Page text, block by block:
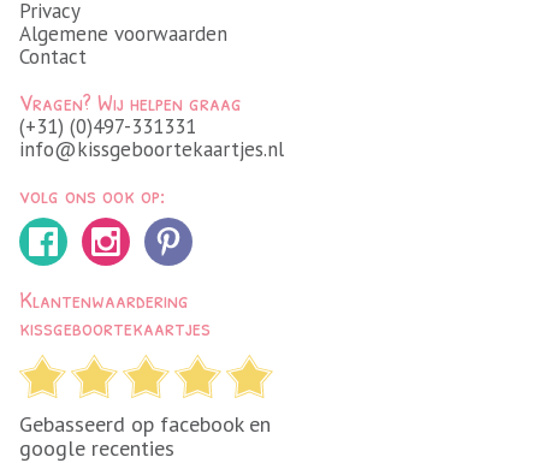
Privacy
Algemene voorwaarden
Contact
Vragen? Wij helpen graag
(+31) (0)497-331331
info@kissgeboortekaartjes.nl
volg ons ook op:
Klantenwaardering
kissgeboortekaartjes
Gebasseerd op facebook en
google recenties